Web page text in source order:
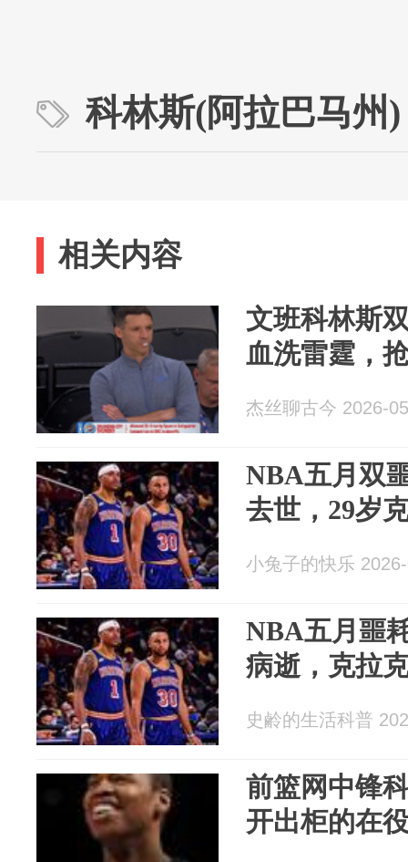
科林斯(阿拉巴马州)
相关内容
文班科林斯
血洗雷霆，
杰丝聊古今 2026-
NBA五月双
去世，29岁
小兔子的快乐
NBA五月噩
病逝，克拉
史鹷的生活科普
前篮网中锋
开出柜的在